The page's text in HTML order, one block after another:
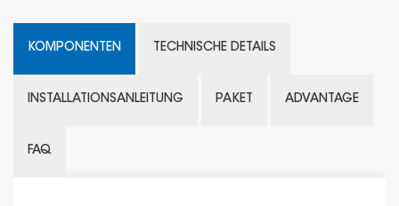
KOMPONENTEN TECHNISCHE DETAILS
INSTALLATIONSANLEITUNG PAKET ADVANTAGE
FAQ